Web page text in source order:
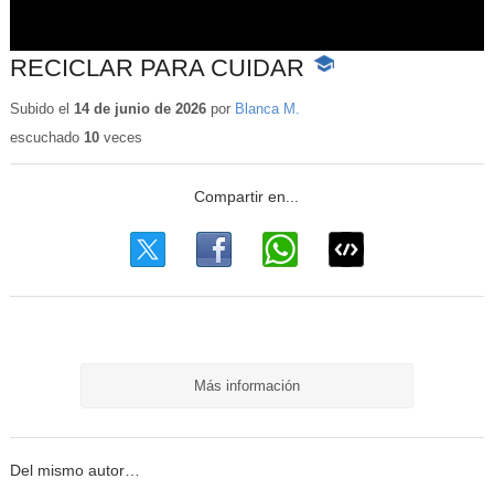
RECICLAR PARA CUIDAR
-
Subido el 14 de junio de 2026por Blanca M.
escuchado 10veces
Más información
Del mismo autor…